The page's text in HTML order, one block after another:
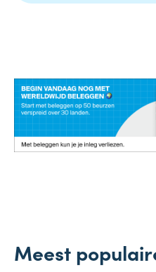
Meest